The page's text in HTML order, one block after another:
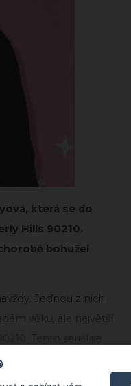
která se do
Hills 90210.
bohužel
Jednou z nich
po celém světě.